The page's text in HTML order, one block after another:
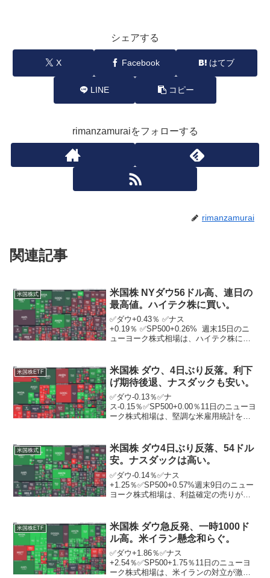
シェアする
X Facebook はてブ
LINE コピー
rimanzamuraiをフォローする
rimanzamurai
関連記事
米国株式
米国株 NYダウ56ドル高、連日の
最高値。ハイテク株に買い。
✅ダウ+0.43％ ✅ナス
+0.19％ ✅SP500+0.26% 週末15日のニ
ューヨーク株式相場は、ハイテク株に買
56．81ドル高の3万7305．16ドルと3...
米国株ETF
米国株 ダウ、4日ぶり反落。利下
げ期待後退、ナスダックも安い。
✅ダウ-0.13％✅ナ
ス-0.15％✅SP500+0.00％11日のニューヨ
ーク株式相場は、堅調な米雇用統計を受
引所の出来高は前日比1億0298万株増の
13億9861...
米国株式
米国株 ダウ4日ぶり反落、54ドル
安。ナスダックは高い。
✅ダウ-0.14％✅ナス
+1.25％✅SP500+0.57%週末9日のニュー
ヨーク株式相場は、利益確定の売りが先
9751万株。足元の株高を受け、前日に大
幅上昇し...
米国株ETF
米国株 ダウ急反発、一時1000ド
ル高。米イラン懸念和らぐ。
✅ダウ+1.86％✅ナス
+2.54％✅SP500+1.75％11日のニューヨ
ーク株式相場は、米イランの対立が激化